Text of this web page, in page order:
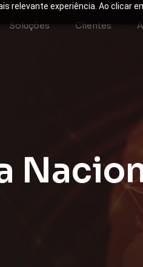
relevante experiência. Ao clicar
Soluções Clientes
Nacio